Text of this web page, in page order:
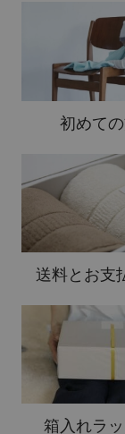
初めて
送料と お支
箱入れラ